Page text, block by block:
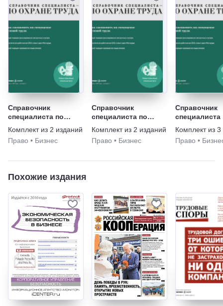
Справочник
специалиста по
охране труда +
Нормативные акты
по охране труда
Комплект из 2 изданий
Право • Бизнес
Справочник
специалиста по
охране труда +
Охрана труда в
вопросах и ответах
Комплект из 2 изданий
Право • Бизнес
Справочник
специалиста
охране
по охране
вопросах и
Комплект из 3
Право •
Похожие издания